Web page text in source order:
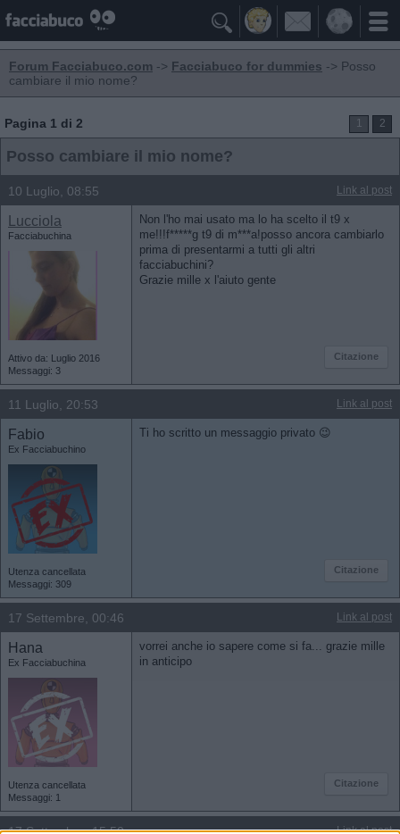

Forum Facciabuco.com -> Facciabuco for dummies -> Posso
cambiare il mio nome?
Pagina 1 di 2 2
1
Posso cambiare il mio nome?
10 Luglio, 08:55 Link al post
Lucciola
Facciabuchina
Attivo da: Luglio 2016
Messaggi: 3
Non l'ho mai usato ma lo ha scelto il t9 x
me!!!f*****g t9 di m***a!posso ancora cambiarlo
prima di presentarmi a tutti gli altri
facciabuchini?
Grazie mille x l'aiuto gente
Citazione
11 Luglio, 20:53 Link al post
Fabio
Ex Facciabuchino
Utenza cancellata
Messaggi: 309
Ti ho scritto un messaggio privato 😉
Citazione
17 Settembre, 00:46 Link al post
Hana
Ex Facciabuchina
Utenza cancellata
Messaggi: 1
vorrei anche io sapere come si fa... grazie mille
in anticipo
Citazione
Link al post